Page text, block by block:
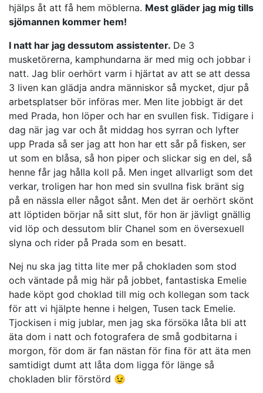
hjälps åt att få hem möblerna. Mest gläder jag mig tills
sjömannen kommer hem!
I natt har jag dessutom assistenter. De 3
musketörerna, kamphundarna är med mig och jobbar i
natt. Jag blir oerhört varm i hjärtat av att se att dessa
3 liven kan glädja andra människor så mycket, djur på
arbetsplatser bör införas mer. Men lite jobbigt är det
med Prada, hon löper och har en svullen fisk. Tidigare i
dag när jag var och åt middag hos syrran och lyfter
upp Prada så ser jag att hon har ett sår på fisken, ser
ut som en blåsa, så hon piper och slickar sig en del, så
henne får jag hålla koll på. Men inget allvarligt som det
verkar, troligen har hon med sin svullna fisk bränt sig
på en nässla eller något sånt. Men det är oerhört skönt
att löptiden börjar nå sitt slut, för hon är jävligt gnällig
vid löp och dessutom blir Chanel som en översexuell
slyna och rider på Prada som en besatt.
Nej nu ska jag titta lite mer på chokladen som stod
och väntade på mig här på jobbet, fantastiska Emelie
hade köpt god choklad till mig och kollegan som tack
för att vi hjälpte henne i helgen, Tusen tack Emelie.
Tjockisen i mig jublar, men jag ska försöka låta bli att
äta dom i natt och fotografera de små godbitarna i
morgon, för dom är fan nästan för fina för att äta men
samtidigt dumt att låta dom ligga för länge så
chokladen blir förstörd 😉